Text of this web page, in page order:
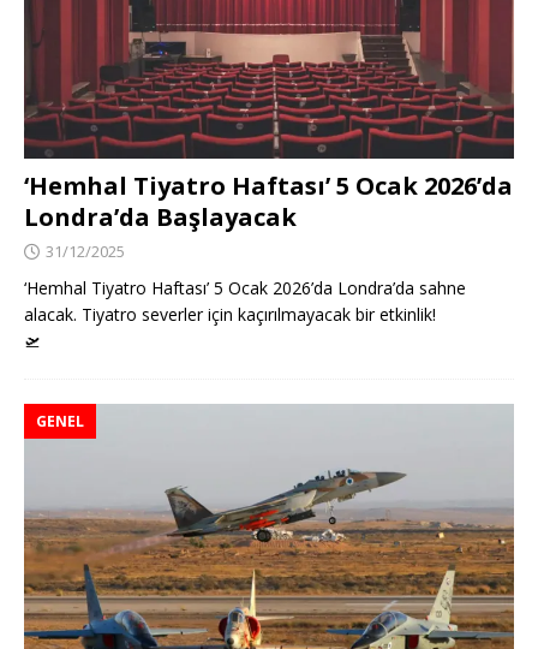
‘Hemhal Tiyatro Haftası’ 5 Ocak 2026’da
Londra’da Başlayacak
31/12/2025
‘Hemhal Tiyatro Haftası’ 5 Ocak 2026’da Londra’da sahne
alacak. Tiyatro severler için kaçırılmayacak bir etkinlik!
🛫
GENEL